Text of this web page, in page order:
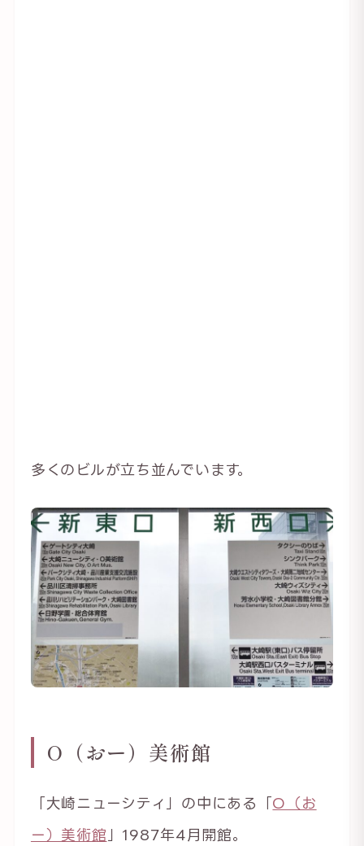
多くのビルが立ち並んでいます。
O（おー）美術館
「大崎ニューシティ」の中にある「 O（お
ー）美術館 」1987年4月開館。